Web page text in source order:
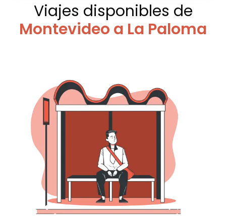
Viajes disponibles de
Montevideo a La Paloma